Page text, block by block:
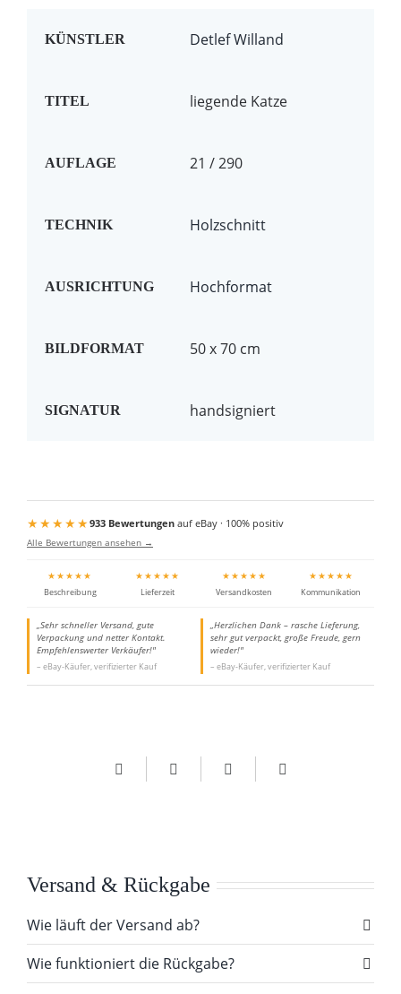
KÜNSTLER Detlef Willand
TITEL liegende Katze
AUFLAGE 21 / 290
TECHNIK Holzschnitt
AUSRICHTUNG Hochformat
BILDFORMAT 50 x 70 cm
SIGNATUR handsigniert
★★★★★933 Bewertungenauf eBay · 100% positiv
Alle Bewertungen ansehen →
★★★★★
Beschreibung
★★★★★
Lieferzeit
★★★★★
Versandkosten
★★★★★
Kommunikation
„Sehr schneller Versand, gute
Verpackung und netter Kontakt.
Empfehlenswerter Verkäufer!"
– eBay-Käufer, verifizierter Kauf
„Herzlichen Dank – rasche Lieferung,
sehr gut verpackt, große Freude, gern
wieder!"
– eBay-Käufer, verifizierter Kauf
Versand & Rückgabe
Wie läuft der Versand ab?
Wie funktioniert die Rückgabe?